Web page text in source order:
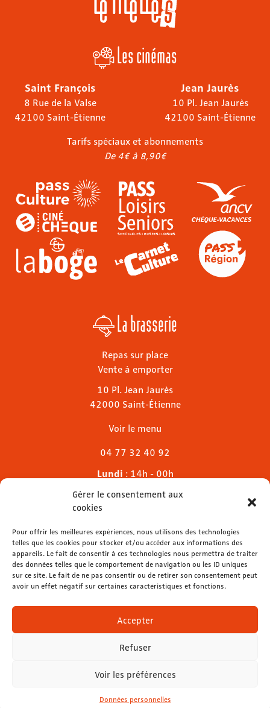
Gérer le consentement aux
cookies
Pour offrir les meilleures expériences, nous utilisons des technologies
telles que les cookies pour stocker et/ou accéder aux informations des
appareils. Le fait de consentir à ces technologies nous permettra de traiter
des données telles que le comportement de navigation ou les ID uniques
sur ce site. Le fait de ne pas consentir ou de retirer son consentement peut
avoir un effet négatif sur certaines caractéristiques et fonctions.
Accepter
Refuser
Voir les préférences
Données personnelles
Les cinémas
Saint François
8 Rue de la Valse
42100 Saint-Étienne
Jean Jaurès
10 Pl. Jean Jaurès
42100 Saint-Étienne
Tarifs spéciaux et abonnements
De 4€ à 8,90€
La brasserie
Repas sur place
Vente à emporter
10 Pl. Jean Jaurès
42000 Saint-Étienne
Voir le menu
04 77 32 40 92
Lundi : 14h - 00h
Mardi & mercredi : 11h - 00h30
Jeudi
Dimanche: 11h - 00h
04 77 32 32 01